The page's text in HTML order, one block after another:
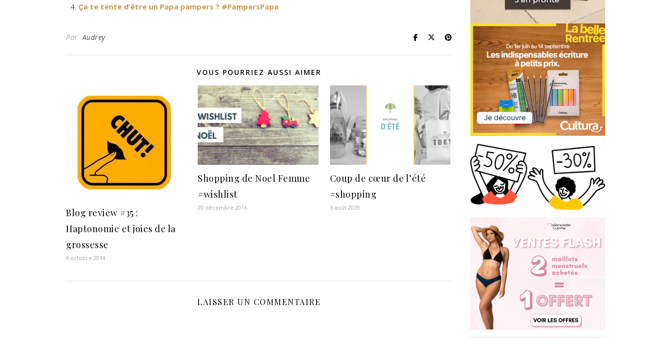
Ça te tente d’être un Papa pampers ? #PampersPapa
ParAudrey
VOUS POURRIEZ AUSSI AIMER
Blog review #35 :
Haptonomie et joies de la
grossesse
9 octobre 2014
Shopping de Noel Femme
#wishlist
20 décembre 2016
Coup de cœur de l’été
#shopping
3 août 2020
LAISSER UN COMMENTAIRE